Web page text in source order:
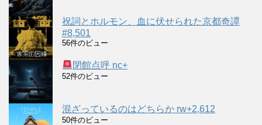
祝詞とホルモン、血に伏せられた京都奇譚
#8,501
56件のビュー
閉館点呼 nc+
52件のビュー
混ざっているのはどちらか rw+2,612
50件のビュー